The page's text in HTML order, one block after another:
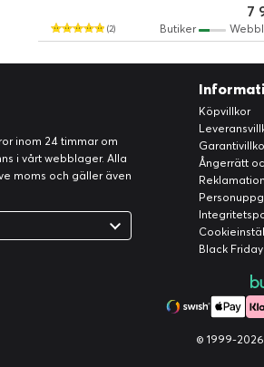
(2)
7
Butiker
inom 24 timmar om
i vårt webblager. Alla
moms och gäller även
Köpvillkor
Ångerrätt
Reklamation
Black Friday
© 1999-